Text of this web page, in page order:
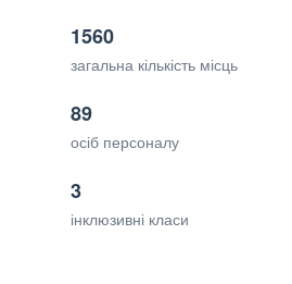
1560
загальна кількість місць
89
осіб персоналу
3
інклюзивні класи